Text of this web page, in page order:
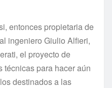
entonces propietaria de
ingeniero Giulio Alfieri,
el proyecto de
técnicas para hacer aún
destinados a las